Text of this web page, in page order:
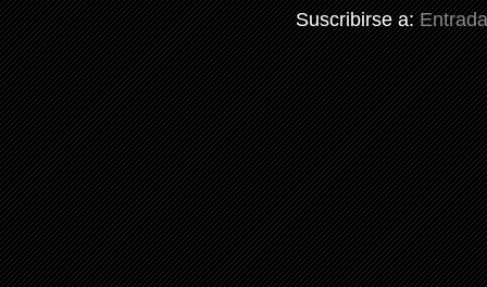
Suscribirse a: